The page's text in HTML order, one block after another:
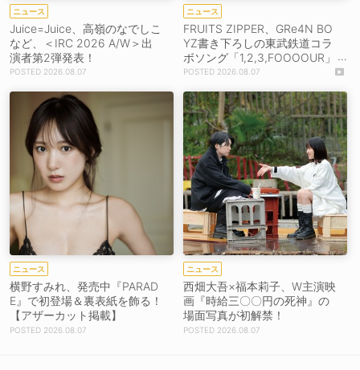
ニュース
Juice=Juice、高嶺のなでしこ
など、＜IRC 2026 A/W＞出
演者第2弾発表！
2026.08.07
ニュース
FRUITS ZIPPER、GRe4N BO
YZ書き下ろしの東武鉄道コラ
ボソング「1,2,3,FOOOOUR」
をリリース＆MV公開！
2026.08.07
ニュース
横野すみれ、発売中『PARAD
E』で初登場＆裏表紙を飾る！
【アザーカット掲載】
2026.08.07
ニュース
西畑大吾×福本莉子、W主演映
画『時給三〇〇円の死神』の
場面写真が初解禁！
2026.08.07